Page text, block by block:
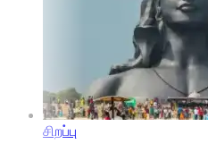
சிறப்பு